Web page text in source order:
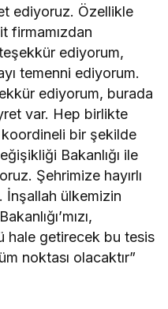
ediyoruz. Özellikle
firmamızdan
ediyorum,
temenni ediyorum.
ediyorum, burada
var. Hep birlikte
koordineli bir şekilde
Bakanlığı ile
Şehrimize hayırlı
İnşallah ülkemizin
hale getirecek bu tesis
noktası olacaktır”